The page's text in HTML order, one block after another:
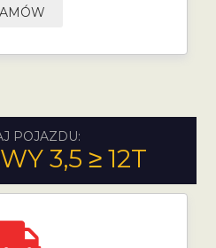
POJAZDU:
3,5 ≥ 12T